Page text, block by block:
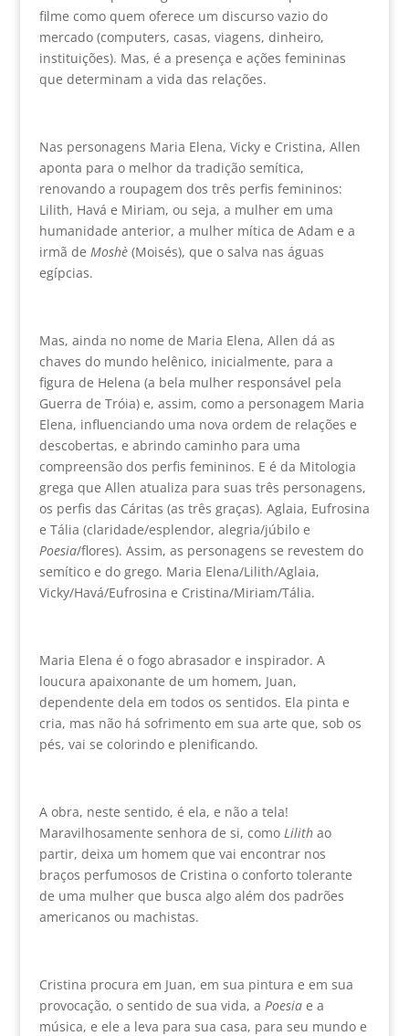
filme como quem oferece um discurso vazio do
mercado (computers, casas, viagens, dinheiro,
instituições). Mas, é a presença e ações femininas
que determinam a vida das relações.
Nas personagens Maria Elena, Vicky e Cristina, Allen
aponta para o melhor da tradição semítica,
renovando a roupagem dos três perfis femininos:
Lilith, Havá e Miriam, ou seja, a mulher em uma
humanidade anterior, a mulher mítica de Adam e a
irmã de Moshè(Moisés), que o salva nas águas
egípcias.
Mas, ainda no nome de Maria Elena, Allen dá as
chaves do mundo helênico, inicialmente, para a
figura de Helena (a bela mulher responsável pela
Guerra de Tróia) e, assim, como a personagem Maria
Elena, influenciando uma nova ordem de relações e
descobertas, e abrindo caminho para uma
compreensão dos perfis femininos. E é da Mitologia
grega que Allen atualiza para suas três personagens,
os perfis das Cáritas (as três graças). Aglaia, Eufrosina
e Tália (claridade/esplendor, alegria/júbilo e
Poesia/flores). Assim, as personagens se revestem do
semítico e do grego. Maria Elena/Lilith/Aglaia,
Vicky/Havá/Eufrosina e Cristina/Miriam/Tália.
Maria Elena é o fogo abrasador e inspirador. A
loucura apaixonante de um homem, Juan,
dependente dela em todos os sentidos. Ela pinta e
cria, mas não há sofrimento em sua arte que, sob os
pés, vai se colorindo e plenificando.
A obra, neste sentido, é ela, e não a tela!
Maravilhosamente senhora de si, como Lilithao
partir, deixa um homem que vai encontrar nos
braços perfumosos de Cristina o conforto tolerante
de uma mulher que busca algo além dos padrões
americanos ou machistas.
Cristina procura em Juan, em sua pintura e em sua
provocação, o sentido de sua vida, a Poesiae a
música, e ele a leva para sua casa, para seu mundo e